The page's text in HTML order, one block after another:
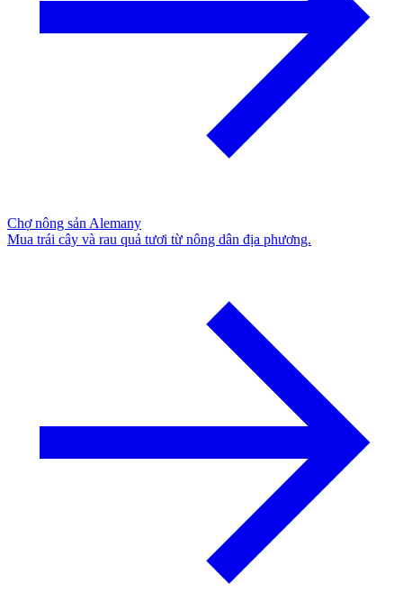
Chợ nông sản Alemany
Mua trái cây và rau quả tươi từ nông dân địa phương.